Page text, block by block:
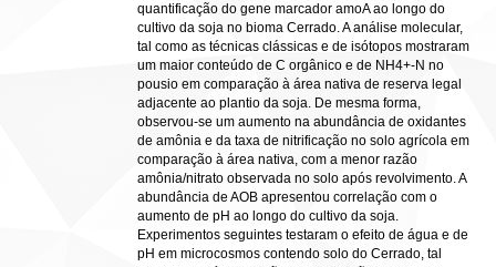
quantificação do gene marcador amoA ao longo do
cultivo da soja no bioma Cerrado. A análise molecular,
tal como as técnicas clássicas e de isótopos mostraram
um maior conteúdo de C orgânico e de NH4+-N no
pousio em comparação à área nativa de reserva legal
adjacente ao plantio da soja. De mesma forma,
observou-se um aumento na abundância de oxidantes
de amônia e da taxa de nitrificação no solo agrícola em
comparação à área nativa, com a menor razão
amônia/nitrato observada no solo após revolvimento. A
abundância de AOB apresentou correlação com o
aumento de pH ao longo do cultivo da soja.
Experimentos seguintes testaram o efeito de água e de
pH em microcosmos contendo solo do Cerrado, tal